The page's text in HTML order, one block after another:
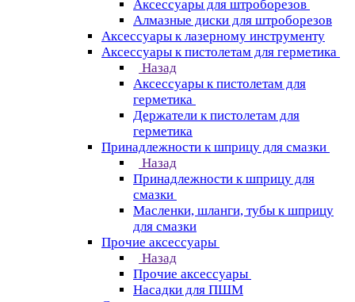
Аксессуары для штроборезов
Алмазные диски для штроборезов
Аксессуары к лазерному инструменту
Аксессуары к пистолетам для герметика
Назад
Аксессуары к пистолетам для
герметика
Держатели к пистолетам для
герметика
Принадлежности к шприцу для смазки
Назад
Принадлежности к шприцу для
смазки
Масленки, шланги, тубы к шприцу
для смазки
Прочие аксессуары
Назад
Прочие аксессуары
Насадки для ПШМ